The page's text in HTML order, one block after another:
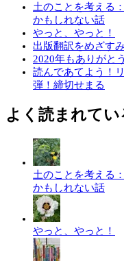
土のことを考える
かもしれない話
やっと、やっと！
出版翻訳をめざす
2020年もありがと
読んであてよう！
弾！締切せまる
よく読まれてい
土のことを考える
かもしれない話
やっと、やっと！